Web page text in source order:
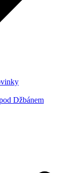
Džbánem